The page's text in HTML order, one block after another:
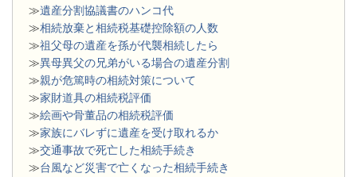
≫遺産分割協議書のハンコ代
≫相続放棄と相続税基礎控除額の人数
≫祖父母の遺産を孫が代襲相続したら
≫異母異父の兄弟がいる場合の遺産分割
≫親が危篤時の相続対策について
≫家財道具の相続税評価
≫絵画や骨董品の相続税評価
≫家族にバレずに遺産を受け取れるか
≫交通事故で死亡した相続手続き
≫台風など災害で亡くなった相続手続き